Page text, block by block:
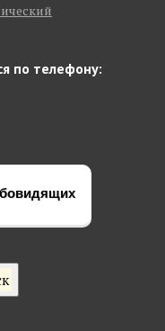
по телефону: